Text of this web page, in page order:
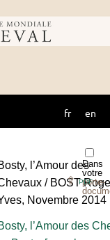
fr en
Dans
votre
porte-
⇪PDF
l’Amour des
/ BOST
Novembre 2014
l’Amour des